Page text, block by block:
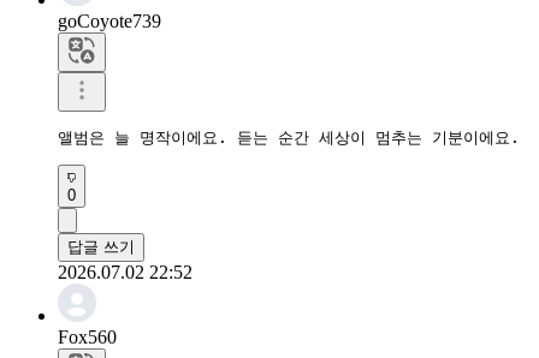
goCoyote739
앨범은 늘 명작이에요. 듣는 순간 세상이 멈추는 기분이에요.
0
답글 쓰기
2026.07.02 22:52
Fox560